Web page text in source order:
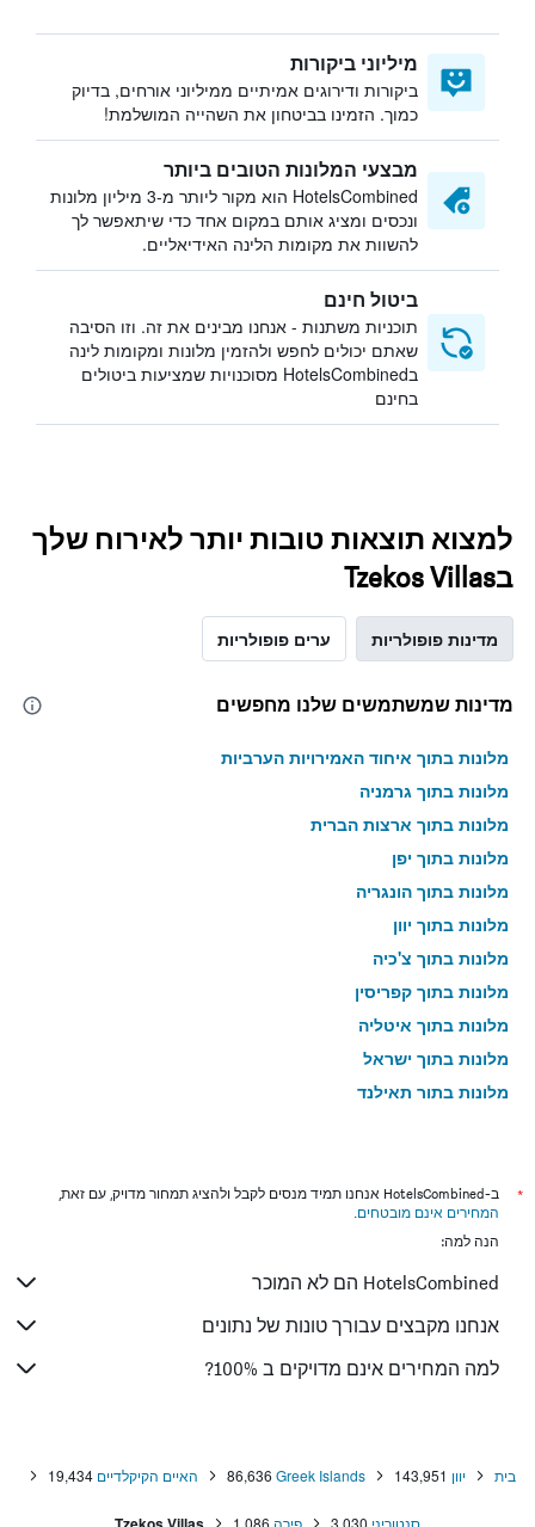
מיליוני ביקורות
ביקורות ודירוגים אמיתיים ממיליוני אורחים, בדיוק
כמוך. הזמינו בביטחון את השהייה המושלמת!
מבצעי המלונות הטובים ביותר
HotelsCombined הוא מקור ליותר מ-3 מיליון מלונות
ונכסים ומציג אותם במקום אחד כדי שיתאפשר לך
להשוות את מקומות הלינה האידיאליים.
ביטול חינם
תוכניות משתנות - אנחנו מבינים את זה. וזו הסיבה
שאתם יכולים לחפש ולהזמין מלונות ומקומות לינה
בHotelsCombined מסוכנויות שמציעות ביטולים
בחינם
למצוא תוצאות טובות יותר לאירוח שלך
בTzekos Villas
מדינות פופולריות ערים פופולריות
מדינות שמשתמשים שלנו מחפשים
מלונות בתוך איחוד האמירויות הערביות
מלונות בתוך גרמניה
מלונות בתוך ארצות הברית
מלונות בתוך יפן
מלונות בתוך הונגריה
מלונות בתוך יוון
מלונות בתוך צ'כיה
מלונות בתוך קפריסין
מלונות בתוך איטליה
מלונות בתוך ישראל
מלונות בתוך תאילנד
*
ב-HotelsCombined אנחנו תמיד מנסים לקבל ולהציג תמחור מדויק, עם זאת,
המחירים אינם מובטחים.
הנה למה:
HotelsCombined הם לא המוכר
אנחנו מקבצים עבורך טונות של נתונים
למה המחירים אינם מדויקים ב 100%?
בית יוון 143,951
Greek Islands
86,636 האיים הקיקלדיים 19,434
סנטוריני 3,030 פירה 1,086